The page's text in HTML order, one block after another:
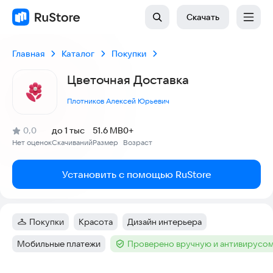
Скачать
Главная Каталог Покупки
Цветочная Доставка
Плотников Алексей Юрьевич
Рейтинг:
0,0
(
Нет оценок
)
Скачиваний
до 1 тыс
Размер
51.6 MB
Возраст
0+
Установить с помощью RuStore
Категория:
Покупки Тег:
Красота Тег:
Дизайн интерьера
Тег:
Мобильные платежи Тег :Проверено вручную и